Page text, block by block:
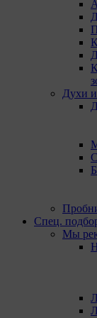
Духи
Спец.
Мы
cookie
или
условия
9.3.
собирают
сайте и
образом
9.4.
cookie
Обществу